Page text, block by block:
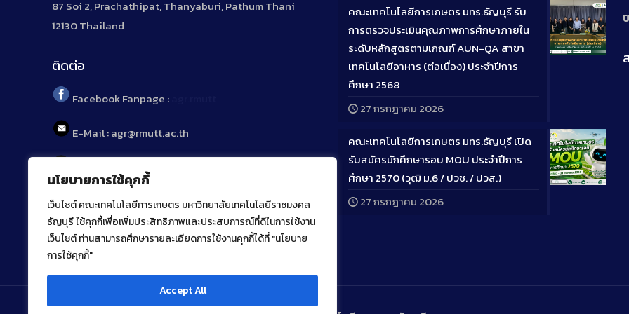
นโยบายการใช้คุกกี้
เว็บไซต์ คณะเทคโนโลยีการเกษตร มหาวิทยาลัยเทคโนโลยีราชมงคล
ธัญบุรี ใช้คุกกี้เพื่อเพิ่มประสิทธิภาพและประสบการณ์ที่ดีในการใช้งาน
เว็บไซต์ ท่านสามารถศึกษารายละเอียดการใช้งานคุกกี้ได้ที่ "นโยบาย
การใช้คุกกี้"
Accept All
87 Soi 2, Prachathipat, Thanyaburi, Pathum Thani
12130 Thailand
ติดต่อ
Facebook Fanpage :
E-Mail : agr@rmutt.ac.th
Tel : 02 592 1955
Long
คณะเทคโนโลยีการเกษตร มทร.ธัญบุรี รับ
การตรวจประเมินคุณภาพการศึกษาภายใน
ระดับหลักสูตรตามเกณฑ์ AUN-QA สาขา
เทคโนโลยีอาหาร (ต่อเนื่อง) ประจำปีการ
ศึกษา 2568
27 กรกฎาคม 2026
Long
คณะเทคโนโลยีการเกษตร มทร.ธัญบุรี เปิด
รับสมัครนักศึกษารอบ MOU ประจำปีการ
ศึกษา 2570 (วุฒิ ม.6 / ปวช. / ปวส.)
27 กรกฎาคม 2026